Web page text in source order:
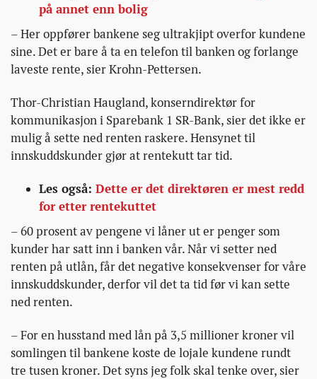
på annet enn bolig
– Her oppfører bankene seg ultrakjipt overfor kundene
sine. Det er bare å ta en telefon til banken og forlange
laveste rente, sier Krohn-Pettersen.
Thor-Christian Haugland, konserndirektør for
kommunikasjon i Sparebank 1 SR-Bank, sier det ikke er
mulig å sette ned renten raskere. Hensynet til
innskuddskunder gjør at rentekutt tar tid.
Les også: Dette er det direktøren er mest redd
for etter rentekuttet
– 60 prosent av pengene vi låner ut er penger som
kunder har satt inn i banken vår. Når vi setter ned
renten på utlån, får det negative konsekvenser for våre
innskuddskunder, derfor vil det ta tid før vi kan sette
ned renten.
– For en husstand med lån på 3,5 millioner kroner vil
somlingen til bankene koste de lojale kundene rundt
tre tusen kroner. Det syns jeg folk skal tenke over, sier